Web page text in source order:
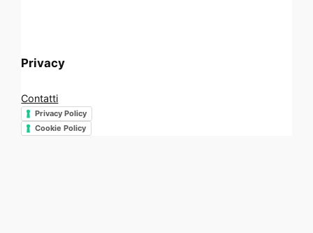
Privacy
Contatti
Privacy Policy
Cookie Policy